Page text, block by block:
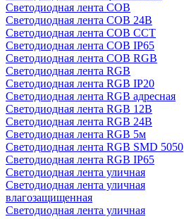
Светодиодная лента COB
Светодиодная лента COB 24В
Светодиодная лента COB CCT
Светодиодная лента COB IP65
Светодиодная лента COB RGB
Светодиодная лента RGB
Светодиодная лента RGB IP20
Светодиодная лента RGB адресная
Светодиодная лента RGB 12В
Светодиодная лента RGB 24В
Светодиодная лента RGB 5м
Светодиодная лента RGB SMD 5050
Светодиодная лента RGB IP65
Светодиодная лента уличная
Светодиодная лента уличная
влагозащищенная
Светодиодная лента уличная